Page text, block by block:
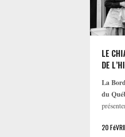
LE
DE
La
du
20